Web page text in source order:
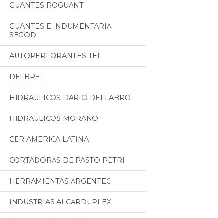
GUANTES ROGUANT
GUANTES E INDUMENTARIA
SEGOD
AUTOPERFORANTES TEL
DELBRE
HIDRAULICOS DARIO DELFABRO
HIDRAULICOS MORANO
CER AMERICA LATINA
CORTADORAS DE PASTO PETRI
HERRAMIENTAS ARGENTEC
INDUSTRIAS ALCARDUPLEX